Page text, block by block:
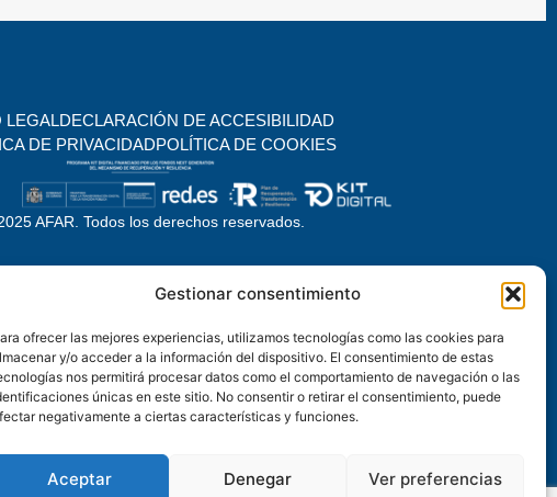
Gestionar consentimiento
ofrecer las mejores experiencias, utilizamos tecnologías como las cookies para
y/o acceder a la información del dispositivo. El consentimiento de estas
nos permitirá procesar datos como el comportamiento de navegación o las
únicas en este sitio. No consentir o retirar el consentimiento, puede
negativamente a ciertas características y funciones.
Aceptar Denegar Ver preferencias
LEGALDECLARACIÓN DE ACCESIBILIDAD
DE PRIVACIDADPOLÍTICA DE COOKIES
AFAR. Todos los derechos reservados.